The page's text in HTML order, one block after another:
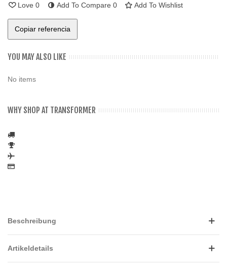
Love 0 Add To Compare 0 Add To Wishlist
Copiar referencia
YOU MAY ALSO LIKE
No items
WHY SHOP AT TRANSFORMER
Beschreibung
Artikeldetails